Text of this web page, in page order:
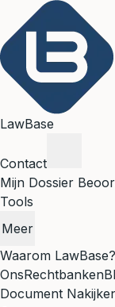
LawBase
Contact
Mijn Dossier
Tools
Meer
Waarom LawBase?
OnsRechtbanken
Document